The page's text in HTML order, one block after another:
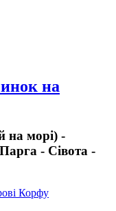
на
на морі) -
- Сівота -